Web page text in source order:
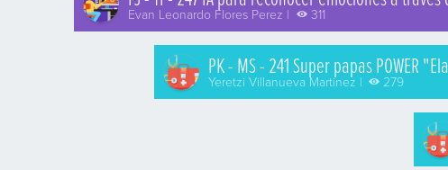
Evan Leonardo Flores Perez | 311
PK - MS - 241 Super papas POWER
Yeretzi Villanueva Martinez | 279